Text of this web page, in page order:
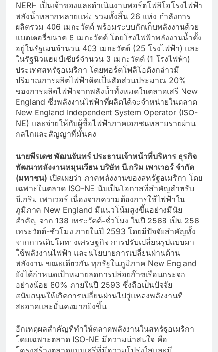
NERH เป็นเจ้าของและดำเนินงานพอร์ตโฟลิโอโรงไฟฟ้า
พลังน้ำหลากหลายแห่ง รวมทั้งสิ้น 26 แห่ง กำลังการ
ผลิตรวม 406 เมกะวัตต์ พร้อมระบบกักเก็บพลังงานด้วย
แบตเตอรี่ขนาด 8 เมกะวัตต์ โดยโรงไฟฟ้าพลังงานน้ำตั้ง
อยู่ในรัฐเมนจำนวน 403 เมกะวัตต์ (25 โรงไฟฟ้า) และ
ในรัฐนิวแฮมป์เชียร์จำนวน 3 เมกะวัตต์ (1 โรงไฟฟ้า)
ประเทศสหรัฐอเมริกา โดยพอร์ตโฟลิโอดังกล่าวมี
ปริมาณการผลิตไฟฟ้าคิดเป็นสัดส่วนประมาณ 20%
ของการผลิตไฟฟ้าจากพลังน้ำทั้งหมดในตลาดเสรี New
England ซึ่งพลังงานไฟฟ้าที่ผลิตได้จะจำหน่ายในตลาด
New England Independent System Operator (ISO-
NE) และจ่ายให้กับผู้ซื้อไฟฟ้าภาคเอกชนหลายรายผ่าน
กลไกและสัญญาที่มั่นคง
นายพีรเดช พัฒนจันทร์ ประธานเจ้าหน้าที่บริหาร ธุรกิจ
พัฒนาพลังงานหมุนเวียน บริษัท บี.กริม เพาเวอร์ จำกัด
(มหาชน) เปิดเผยว่า ภาคพลังงานของสหรัฐอเมริกา โดย
เฉพาะในตลาด ISO-NE นับเป็นโอกาสที่สำคัญสำหรับ
บี.กริม เพาเวอร์ เนื่องจากความต้องการใช้ไฟฟ้าใน
ภูมิภาค New England มีแนวโน้มสูงขึ้นอย่างมีนัย
สำคัญ จาก 138 เทระวัตต์-ชั่วโมง ในปี 2568 เป็น 256
เทระวัตต์-ชั่วโมง ภายในปี 2593 โดยมีปัจจัยสำคัญทั้ง
จากการเติบโตทางเศรษฐกิจ การปรับเปลี่ยนรูปแบบมา
ใช้พลังงานไฟฟ้า และนโยบายการเปลี่ยนผ่านด้าน
พลังงาน ขณะเดียวกัน ทุกรัฐในภูมิภาค New England
ยังได้กำหนดเป้าหมายลดการปล่อยก๊าซเรือนกระจก
อย่างน้อย 80% ภายในปี 2593 ซึ่งถือเป็นปัจจัย
สนับสนุนให้เกิดการเปลี่ยนผ่านไปสู่แหล่งพลังงานที่
สะอาดและมั่นคงมากยิ่งขึ้น
อีกเหตุผลสำคัญที่ทำให้ตลาดพลังงานในสหรัฐอเมริกา
โดยเฉพาะตลาด ISO-NE มีความน่าสนใจ คือ